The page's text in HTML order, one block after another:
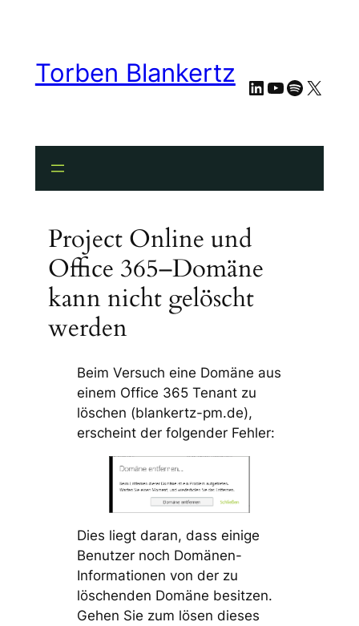
Torben Blankertz LinkedIn
YouTube
Spotify
X
Project Online und
Office 365–Domäne
kann nicht gelöscht
werden
Beim Versuch eine Domäne aus
einem Office 365 Tenant zu
löschen (blankertz-pm.de),
erscheint der folgender Fehler:
Dies liegt daran, dass einige
Benutzer noch Domänen-
Informationen von der zu
löschenden Domäne besitzen.
Gehen Sie zum lösen dieses